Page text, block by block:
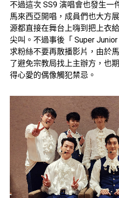
不過這次 SS9 演唱會也發生一
馬來西亞開唱，成員們也大方
源都直接在舞台上嗨到把上衣
尖叫。不過事後「 Super
求粉絲不要再散播影片，由於
了避免宗教局找上主辦方，也
得心愛的偶像觸犯禁忌。